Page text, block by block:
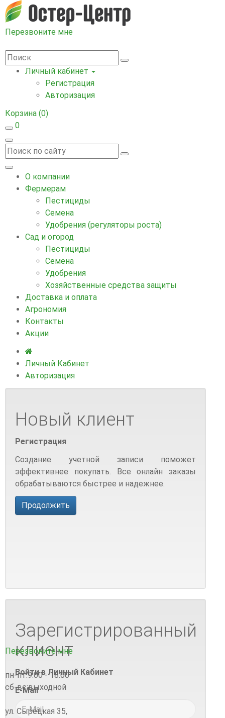
Перезвоните мне
Личный кабинет
Регистрация
Авторизация
Корзина (0)
0
О компании
Фермерам
Пестициды
Семена
Удобрения (регуляторы роста)
Сад и огород
Пестициды
Семена
Удобрения
Хозяйственные средства защиты
Доставка и оплата
Агрономия
Контакты
Акции
Личный Кабинет
Авторизация
Новый клиент
Регистрация
Создание учетной записи поможет
эффективнее покупать. Все онлайн заказы
обрабатываются быстрее и надежнее.
Продолжить
Зарегистрированный
клиент
Войти в Личный Кабинет
E-Mail
Перезвоните мне
пн-пт:9:00 - 18:00
сб-вс:выходной
ул. Сырецкая 35,